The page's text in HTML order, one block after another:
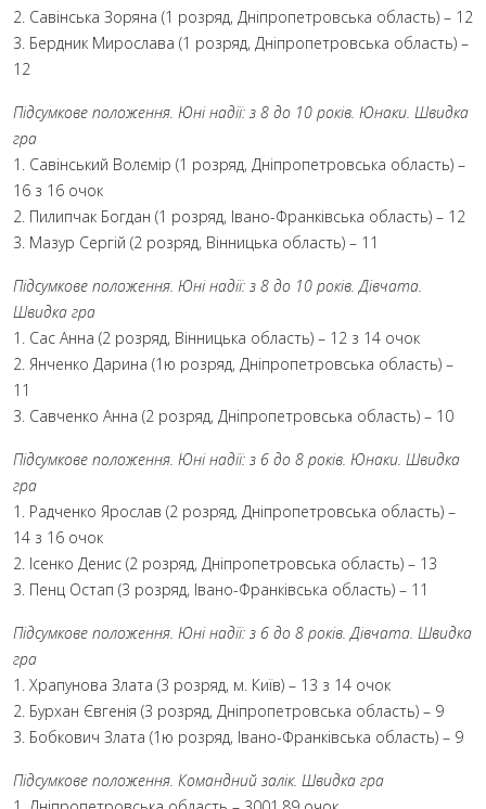
2. Савінська Зоряна (1 розряд, Дніпропетровська область) – 12
3. Бердник Мирослава (1 розряд, Дніпропетровська область) –
12
Підсумкове положення. Юні надії: з 8 до 10 років. Юнаки. Швидка
гра
1. Савінський Волємір (1 розряд, Дніпропетровська область) –
16 з 16 очок
2. Пилипчак Богдан (1 розряд, Івано-Франківська область) – 12
3. Мазур Сергій (2 розряд, Вінницька область) – 11
Підсумкове положення. Юні надії: з 8 до 10 років. Дівчата.
Швидка гра
1. Сас Анна (2 розряд, Вінницька область) – 12 з 14 очок
2. Янченко Дарина (1ю розряд, Дніпропетровська область) –
11
3. Савченко Анна (2 розряд, Дніпропетровська область) – 10
Підсумкове положення. Юні надії: з 6 до 8 років. Юнаки. Швидка
гра
1. Радченко Ярослав (2 розряд, Дніпропетровська область) –
14 з 16 очок
2. Ісенко Денис (2 розряд, Дніпропетровська область) – 13
3. Пенц Остап (3 розряд, Івано-Франківська область) – 11
Підсумкове положення. Юні надії: з 6 до 8 років. Дівчата. Швидка
гра
1. Храпунова Злата (3 розряд, м. Київ) – 13 з 14 очок
2. Бурхан Євгенія (3 розряд, Дніпропетровська область) – 9
3. Бобкович Злата (1ю розряд, Івано-Франківська область) – 9
Підсумкове положення. Командний залік. Швидка гра